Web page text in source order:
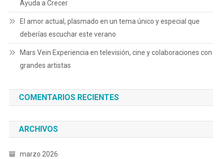
Ayuda a Crecer
El amor actual, plasmado en un tema único y especial que
deberías escuchar este verano
Mars Vein Experiencia en televisión, cine y colaboraciones con
grandes artistas
COMENTARIOS RECIENTES
ARCHIVOS
marzo 2026